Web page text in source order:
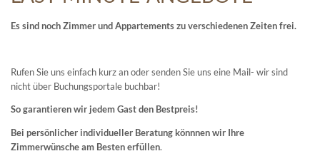
Es sind noch Zimmer und Appartements zu verschiedenen Zeiten frei.
Rufen Sie uns einfach kurz an oder senden Sie uns eine Mail- wir sind
nicht über Buchungsportale buchbar!
So garantieren wir jedem Gast den Bestpreis!
Bei persönlicher individueller Beratung könnnen wir Ihre
Zimmerwünsche am Besten erfüllen.